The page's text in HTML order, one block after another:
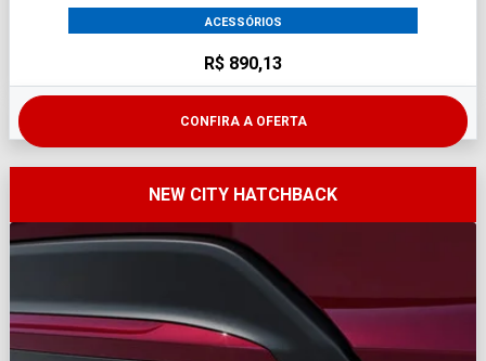
ACESSÓRIOS
R$ 890,13
CONFIRA A OFERTA
NEW CITY HATCHBACK